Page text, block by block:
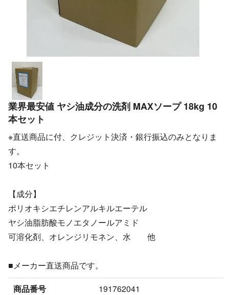
業界最安値 ヤシ油成分の洗剤 MAXソープ 18kg 10
本セット
※直送商品に付、クレジット決済・銀行振込のみとなりま
す。
10本セット
【成分】
ポリオキシエチレンアルキルエーテル
ヤシ油脂肪酸モノエタノールアミド
可溶化剤、オレンジリモネン、水 他
■メーカー直送商品です。
商品番号
191762041